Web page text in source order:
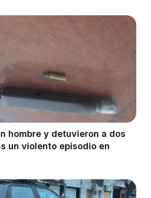
hombre y detuvieron a dos
un violento episodio en